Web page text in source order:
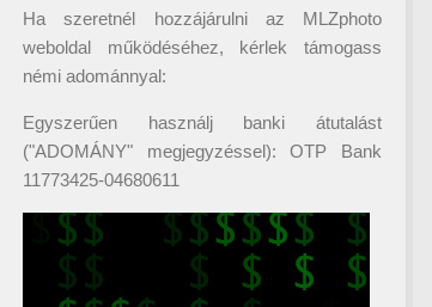
Ha szeretnél hozzájárulni az MLZphoto
weboldal működéséhez, kérlek támogass
némi adománnyal:
Egyszerűen használj banki átutalást
("ADOMÁNY" megjegyzéssel): OTP Bank
11773425-04680611